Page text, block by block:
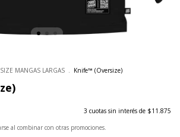
MANGAS LARGAS . Knife™ (Oversize)
3 cuotas sin interés de $11.875
al combinar con otras promociones.